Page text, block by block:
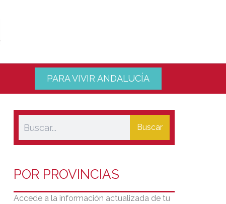
PARA VIVIR ANDALUCÍA
Buscar
POR PROVINCIAS
Accede a la información actualizada de tu